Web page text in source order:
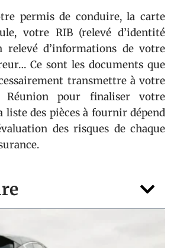
permis de conduire, la carte
votre RIB (relevé d’identité
relevé d’informations de votre
Ce sont les documents que
transmettre à votre
pour finaliser votre
liste des pièces à fournir dépend
des risques de chaque